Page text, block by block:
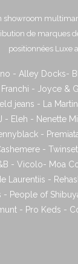
showroom
de marques
positionnées Luxe
- Alley Docks-
Franchi - Joyce &
jeans - La
- Eleh - Nenette
-
-
- Vicolo- Moa
Laurentiis -
- People of
- Pro Keds -